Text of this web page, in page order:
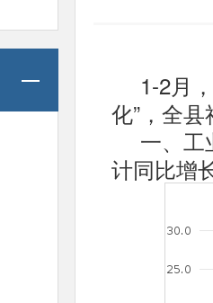
1-2月
化”，全
一、工
计同比增